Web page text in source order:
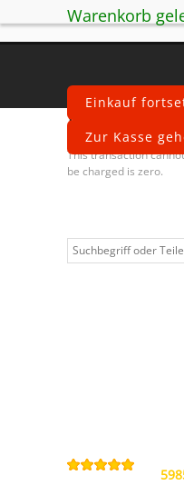
Warenkorb
Einkauf
Zur Kasse
Fehler
This transaction
be charged is zero.
Kontakt
Allgemeine
/5